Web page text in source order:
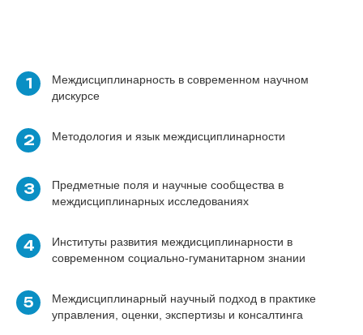
1
Междисциплинарность в современном научном
дискурсе
2 Методология и язык междисциплинарности
3
Предметные поля и научные сообщества в
междисциплинарных исследованиях
4
Институты развития междисциплинарности в
современном социально-гуманитарном знании
5
Междисциплинарный научный подход в практике
управления, оценки, экспертизы и консалтинга